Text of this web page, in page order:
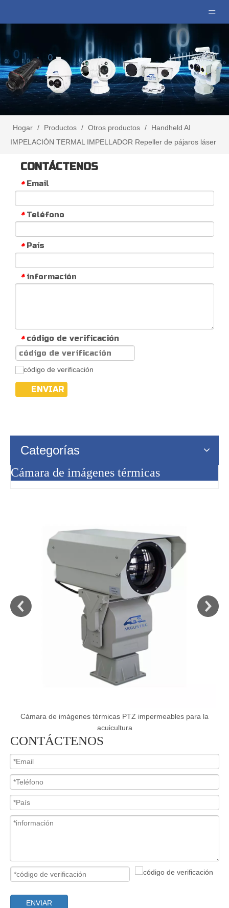
Hogar / Productos / Otros productos /
Handheld AI
IMPELACIÓN TERMAL IMPELLADOR Repeller de pájaros láser
CONTÁCTENOS
* Email
* Teléfono
* País
* información
* código de verificación
ENVIAR
Categorías
Cámara de imágenes térmicas
térmicas PTZ impermeables para la
Cámara de imágenes
CONTÁCTENOS
ENVIAR